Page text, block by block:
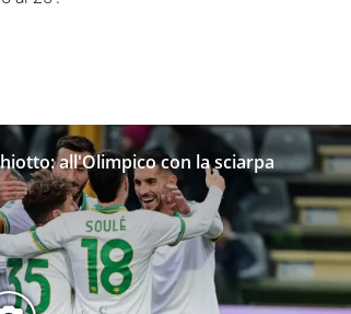
all'Olimpico con la sciarpa